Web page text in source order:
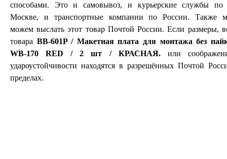
способами. Это и самовывоз, и курьерские службы по
Москве, и транспортные компании по России. Также
можем выслать этот товар Почтой России. Если размеры,
товара BB-601P / Макетная плата для монтажа без
WB-170 RED / 2 шт / КРАСНАЯ.или
удароустойчивости находятся в разрешённых Почтой
пределах.